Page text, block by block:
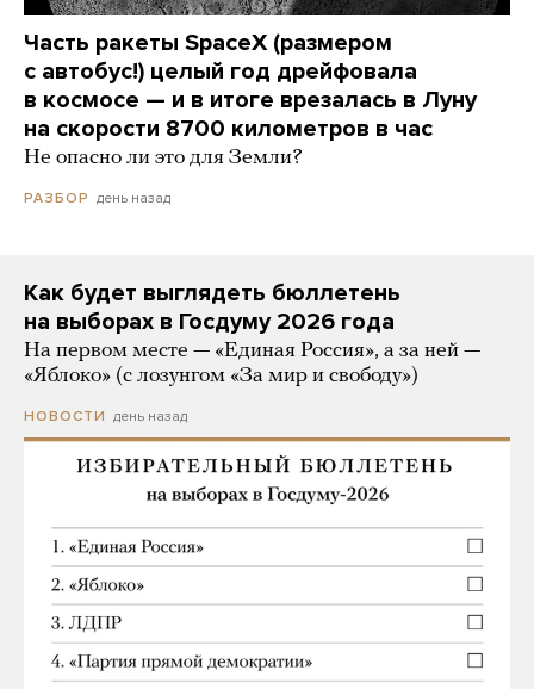
Часть ракеты SpaceX (размером
с автобус!) целый год дрейфовала
в космосе — и в итоге врезалась в Луну
на скорости 8700 километров в час
Не опасно ли это для Земли?
РАЗБОР день назад
Как будет выглядеть бюллетень
на выборах в Госдуму 2026 года
На первом месте — «Единая Россия», а за ней —
«Яблоко» (с лозунгом «За мир и свободу»)
НОВОСТИ день назад